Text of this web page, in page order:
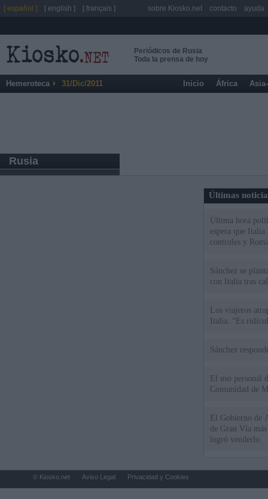
Periódicos de Rusia
Toda la prensa de hoy
Hemeroteca 31/Dic/2011 Inicio África
Rusia
Últimas
Última hora
espera que
controles y
Sánchez se
con Italia tras
Los viajeros
Italia: “Es
Sánchez
El uso personal
Comunidad de
El Gobierno de
de Gran Vía
logró venderlo
[ español ] [ english ] [ français ] sobre Kiosko.net contacto ayuda
© Kiosko.net Aviso Legal Privacidad y Cookies